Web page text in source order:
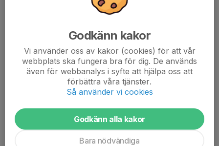
Alma
Kaylie
Stella
Godkänn kakor
Vi använder oss av kakor (cookies) för att vår
webbplats ska fungera bra för dig. De används
även för webbanalys i syfte att hjälpa oss att
förbättra våra tjänster.
Så använder vi cookies
Godkänn alla kakor
Bara nödvändiga